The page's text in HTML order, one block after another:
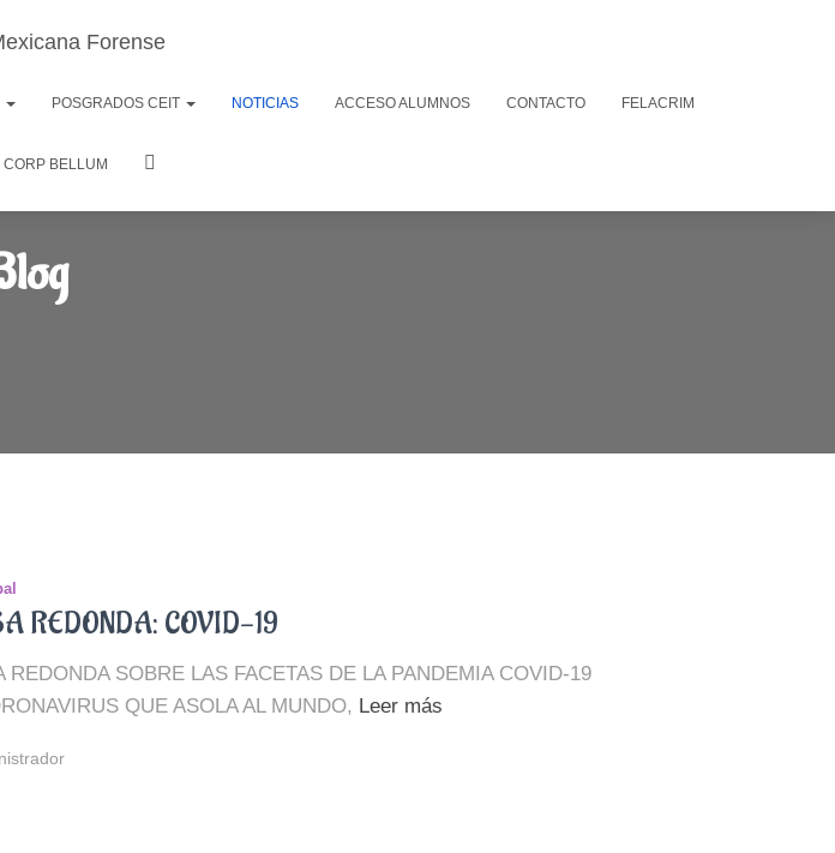
Forense
POSGRADOS CEIT NOTICIAS ACCESO ALUMNOS CONTACTO FELACRIM
CORP BELLUM
REDONDA: COVID-19
REDONDA SOBRE LAS FACETAS DE LA PANDEMIA COVID-19
QUE ASOLA AL MUNDO, Leer más